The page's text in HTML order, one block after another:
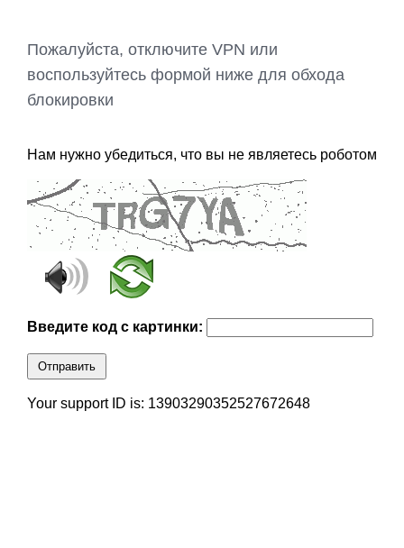
Пожалуйста, отключите VPN или
воспользуйтесь формой ниже для обхода
блокировки
Нам нужно убедиться, что вы не являетесь роботом
Введите код с картинки:
Отправить
Your support ID is: 13903290352527672648